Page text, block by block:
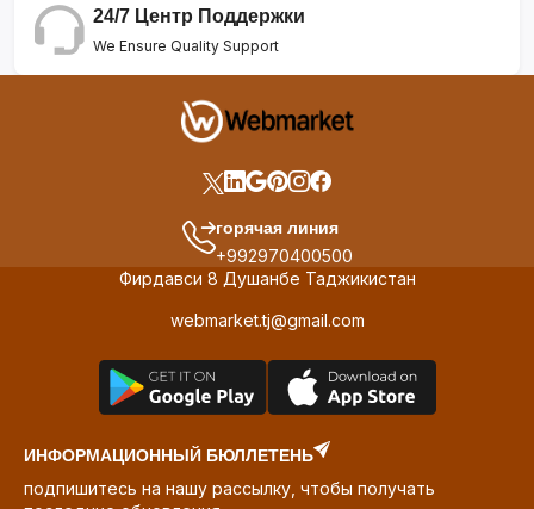
24/7 Центр Поддержки
We Ensure Quality Support
горячая линия
+992970400500
Фирдавси 8 Душанбе Таджикистан
webmarket.tj@gmail.com
ИНФОРМАЦИОННЫЙ БЮЛЛЕТЕНЬ
подпишитесь на нашу рассылку, чтобы получать